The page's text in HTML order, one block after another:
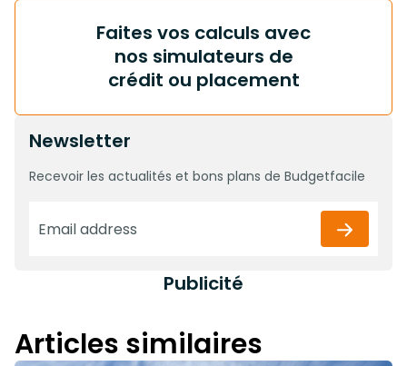
Faites vos calculs avec
nos simulateurs de
crédit ou placement
Newsletter
Recevoir les actualités et bons plans de Budgetfacile
Publicité
Articles similaires